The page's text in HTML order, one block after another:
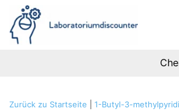
Zurück zu Startseite 1-Butyl-3-